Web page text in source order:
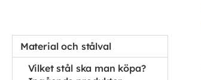
Material och stålval
Vilket stål ska man köpa?